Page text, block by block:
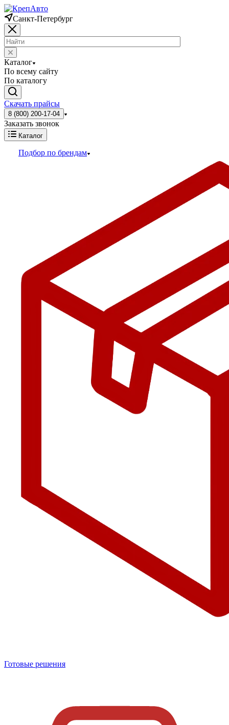
Санкт-Петербург
Каталог
По всему сайту
По каталогу
Скачать прайсы
8 (800) 200-17-04
Заказать звонок
Каталог
Подбор по брендам
Готовые решения